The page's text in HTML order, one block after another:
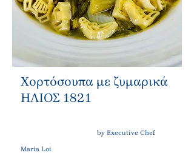
Χορτόσουπα με ζυμαρικά
ΗΛΙΟΣ 1821
by Executive Chef
Maria Loi